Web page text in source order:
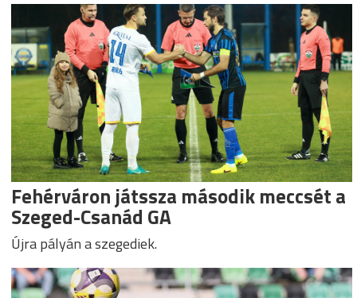
Fehérváron játssza második meccsét a
Szeged-Csanád GA
Újra pályán a szegediek.